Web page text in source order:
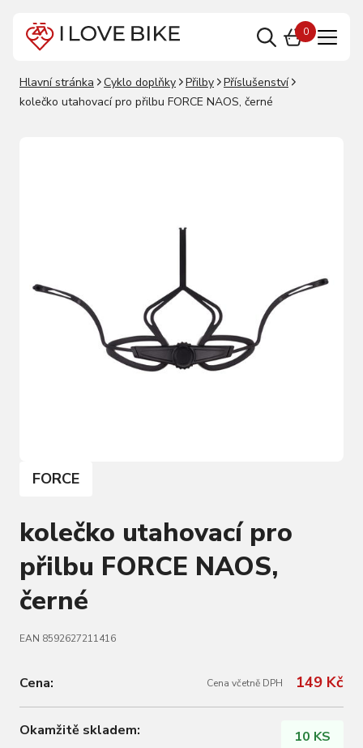
0
Hlavní stránka Cyklo doplňky Přilby
Příslušenství
kolečko utahovací pro přilbu FORCE NAOS, černé
FORCE
kolečko utahovací pro
přilbu FORCE NAOS,
černé
EAN 8592627211416
Cena: Cena včetně DPH 149 Kč
Okamžitě skladem: 10 KS